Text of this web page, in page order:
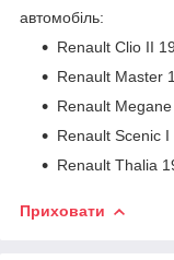
автомобіль:
Renault Clio II
Renault Master
Renault
Renault Scenic
Renault Thalia
Приховати